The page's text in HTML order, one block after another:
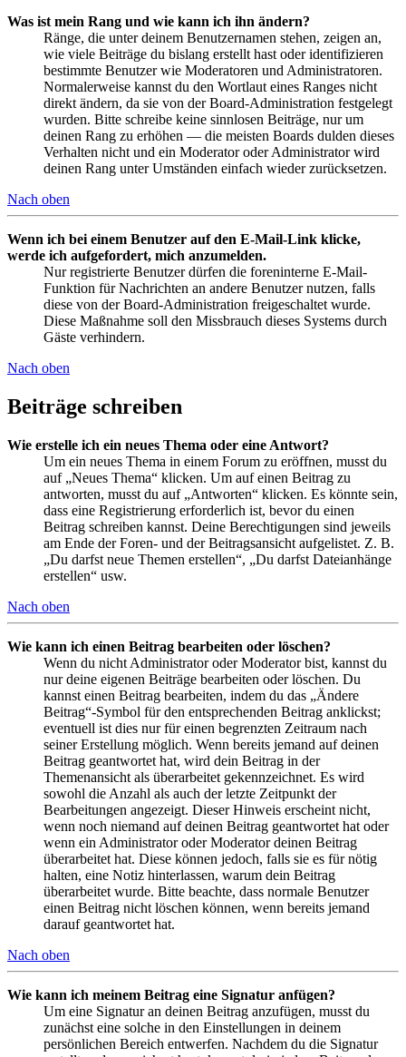
Was ist mein Rang und wie kann ich ihn ändern?
Ränge, die unter deinem Benutzernamen stehen, zeigen an,
wie viele Beiträge du bislang erstellt hast oder identifizieren
bestimmte Benutzer wie Moderatoren und Administratoren.
Normalerweise kannst du den Wortlaut eines Ranges nicht
direkt ändern, da sie von der Board-Administration festgelegt
wurden. Bitte schreibe keine sinnlosen Beiträge, nur um
deinen Rang zu erhöhen — die meisten Boards dulden dieses
Verhalten nicht und ein Moderator oder Administrator wird
deinen Rang unter Umständen einfach wieder zurücksetzen.
Nach oben
Wenn ich bei einem Benutzer auf den E-Mail-Link klicke,
werde ich aufgefordert, mich anzumelden.
Nur registrierte Benutzer dürfen die foreninterne E-Mail-
Funktion für Nachrichten an andere Benutzer nutzen, falls
diese von der Board-Administration freigeschaltet wurde.
Diese Maßnahme soll den Missbrauch dieses Systems durch
Gäste verhindern.
Nach oben
Beiträge schreiben
Wie erstelle ich ein neues Thema oder eine Antwort?
Um ein neues Thema in einem Forum zu eröffnen, musst du
auf „Neues Thema“ klicken. Um auf einen Beitrag zu
antworten, musst du auf „Antworten“ klicken. Es könnte sein,
dass eine Registrierung erforderlich ist, bevor du einen
Beitrag schreiben kannst. Deine Berechtigungen sind jeweils
am Ende der Foren- und der Beitragsansicht aufgelistet. Z. B.
„Du darfst neue Themen erstellen“, „Du darfst Dateianhänge
erstellen“ usw.
Nach oben
Wie kann ich einen Beitrag bearbeiten oder löschen?
Wenn du nicht Administrator oder Moderator bist, kannst du
nur deine eigenen Beiträge bearbeiten oder löschen. Du
kannst einen Beitrag bearbeiten, indem du das „Ändere
Beitrag“-Symbol für den entsprechenden Beitrag anklickst;
eventuell ist dies nur für einen begrenzten Zeitraum nach
seiner Erstellung möglich. Wenn bereits jemand auf deinen
Beitrag geantwortet hat, wird dein Beitrag in der
Themenansicht als überarbeitet gekennzeichnet. Es wird
sowohl die Anzahl als auch der letzte Zeitpunkt der
Bearbeitungen angezeigt. Dieser Hinweis erscheint nicht,
wenn noch niemand auf deinen Beitrag geantwortet hat oder
wenn ein Administrator oder Moderator deinen Beitrag
überarbeitet hat. Diese können jedoch, falls sie es für nötig
halten, eine Notiz hinterlassen, warum dein Beitrag
überarbeitet wurde. Bitte beachte, dass normale Benutzer
einen Beitrag nicht löschen können, wenn bereits jemand
darauf geantwortet hat.
Nach oben
Wie kann ich meinem Beitrag eine Signatur anfügen?
Um eine Signatur an deinen Beitrag anzufügen, musst du
zunächst eine solche in den Einstellungen in deinem
persönlichen Bereich entwerfen. Nachdem du die Signatur